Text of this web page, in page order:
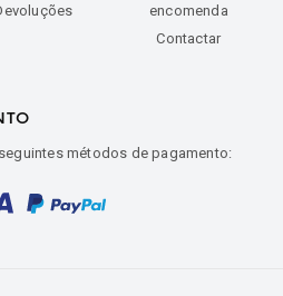
encomenda
Contactar
métodos de pagamento: